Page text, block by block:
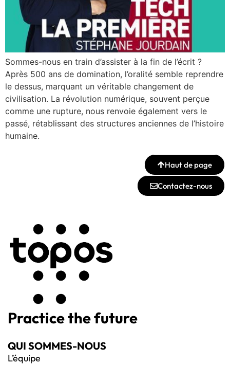
Sommes-nous en train d’assister à la fin de l’écrit ?
Après 500 ans de domination, l’oralité semble reprendre
le dessus, marquant un véritable changement de
civilisation. La révolution numérique, souvent perçue
comme une rupture, nous renvoie également vers le
passé, rétablissant des structures anciennes de l’histoire
humaine.
Haut de page
Contactez-nous
Practice the future
QUI SOMMES-NOUS
L’équipe